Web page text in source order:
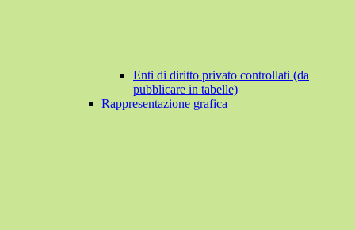
Enti di diritto privato controllati (da
pubblicare in tabelle)
Rappresentazione grafica